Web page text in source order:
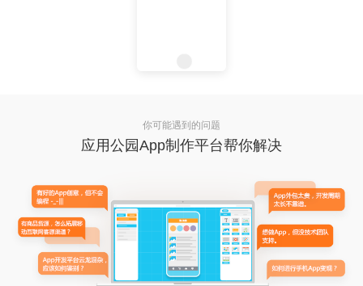
你可能遇到的问题
应用公园App制作平台帮你解决